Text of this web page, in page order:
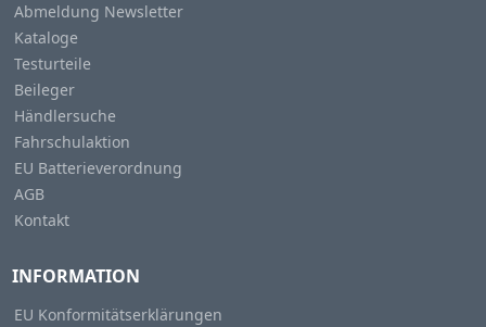
Abmeldung Newsletter
Kataloge
Testurteile
Beileger
Händlersuche
Fahrschulaktion
EU Batterieverordnung
AGB
Kontakt
INFORMATION
EU Konformitätserklärungen